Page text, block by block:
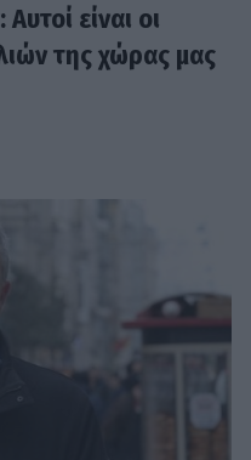
είναι οι
της χώρας μας